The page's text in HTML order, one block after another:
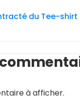
du Tee-shirt
à afficher.